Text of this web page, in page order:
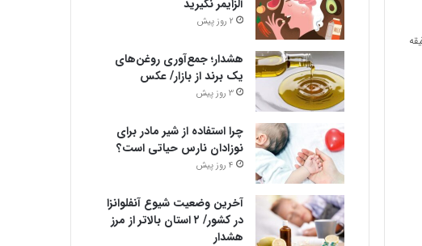
آلزایمر نگیرید
2 روز پیش
هشدار؛ جمع‌آوری روغن‌های
یک برند از بازار/ عکس
3 روز پیش
چرا استفاده از شیر مادر برای
نوزادان نارس حیاتی است؟
4 روز پیش
آخرین وضعیت شیوع آنفلوانزا
در کشور/ ۲ استان بالاتر از مرز
هشدار